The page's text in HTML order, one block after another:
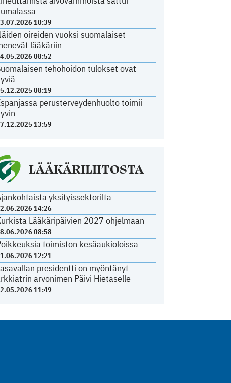
10:39
oireiden vuoksi suomalaiset
lääkäriin
08:52
tehohoidon tulokset ovat
08:19
perusterveydenhuolto toimii
13:59
LÄÄKÄRILIITOSTA
yksityissektorilta
14:26
Lääkäripäivien 2027 ohjelmaan
08:58
toimiston kesäaukioloissa
12:21
presidentti on myöntänyt
arvonimen Päivi Hietaselle
11:49